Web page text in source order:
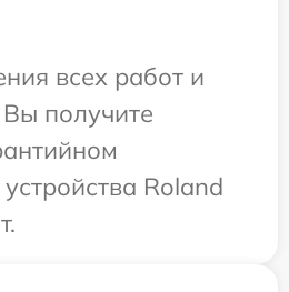
всех работ и
получите
Roland